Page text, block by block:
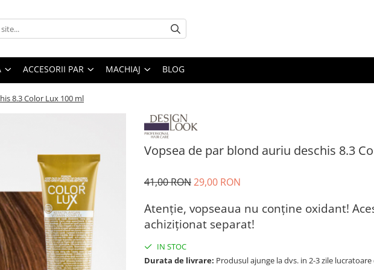
ACCESORII PAR MACHIAJ BLOG
8.3 Color Lux 100 ml
Vopsea de par blond auriu deschis 8.3
41,00 RON29,00 RON
Atenție, vopseaua nu conține oxidant!
achiziționat separat!
IN STOC
Durata de livrare: Produsul ajunge la dvs. in 2-3 zile